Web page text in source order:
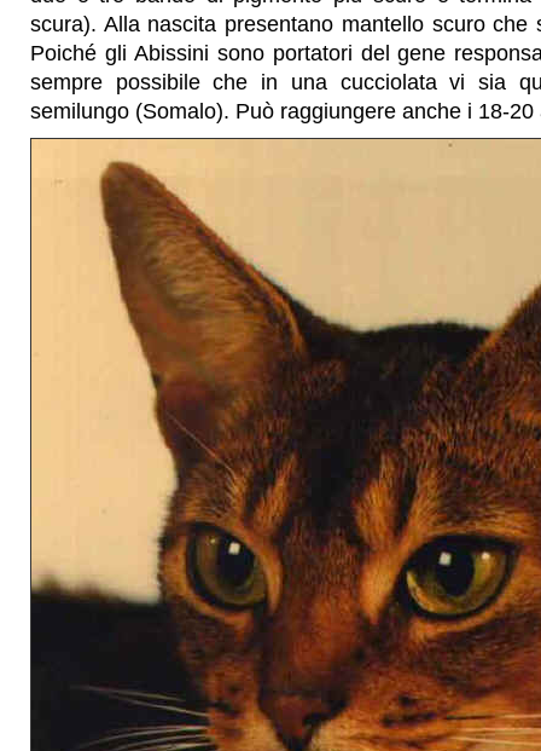
scura). Alla nascita presentano mantello scuro che
Poiché gli Abissini sono portatori del gene
sempre possibile che in una cucciolata vi sia
semilungo (Somalo). Può raggiungere anche i 18-20